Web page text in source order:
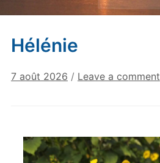
menu
Hélénie
7 août 2026 / Leave a comment